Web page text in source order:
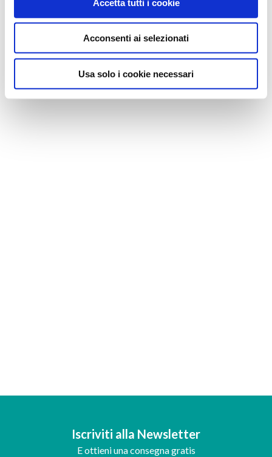
Accetta tutti i cookie
Acconsenti ai selezionati
Usa solo i cookie necessari
Iscriviti alla Newsletter
E ottieni una consegna gratis